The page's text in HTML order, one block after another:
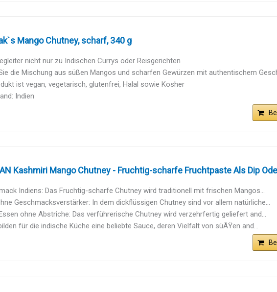
Mango Chutney, scharf, 340 g
nicht nur zu Indischen Currys oder Reisgerichten
die Mischung aus süßen Mangos und scharfen Gewürzen mit authentischem
ist vegan, vegetarisch, glutenfrei, Halal sowie Kosher
Indien
Kashmiri Mango Chutney - Fruchtig-scharfe Fruchtpaste Als Dip
Indiens: Das Fruchtig-scharfe Chutney wird traditionell mit frischen Mangos...
Geschmacksverstärker: In dem dickflüssigen Chutney sind vor allem natürliche...
ohne Abstriche: Das verführerische Chutney wird verzehrfertig geliefert and...
für die indische Küche eine beliebte Sauce, deren Vielfalt von süÃŸen and...